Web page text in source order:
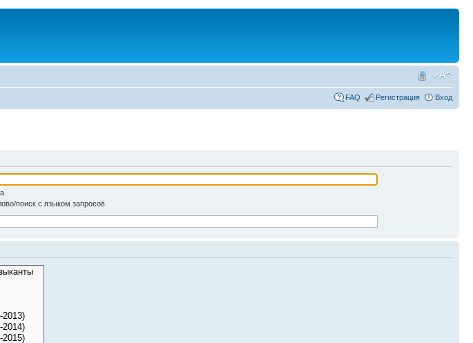
FAQ Регистрация Вход
поиск с языком запросов